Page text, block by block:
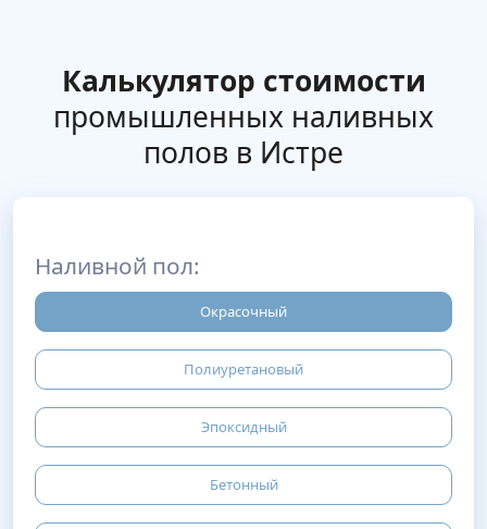
Калькулятор стоимости
промышленных наливных
полов в Истре
Наливной пол:
Окрасочный
Полиуретановый
Эпоксидный
Бетонный